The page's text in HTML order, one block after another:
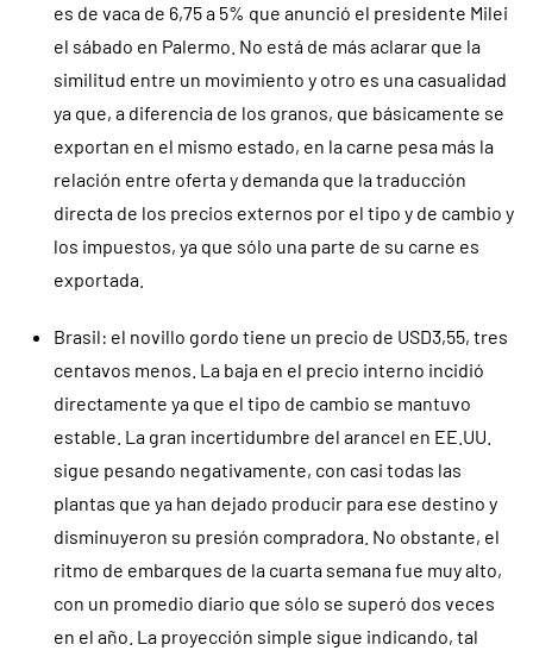
es de vaca de 6,75 a 5% que anunció el presidente Milei
el sábado en Palermo. No está de más aclarar que la
similitud entre un movimiento y otro es una casualidad
ya que, a diferencia de los granos, que básicamente se
exportan en el mismo estado, en la carne pesa más la
relación entre oferta y demanda que la traducción
directa de los precios externos por el tipo y de cambio y
los impuestos, ya que sólo una parte de su carne es
exportada.
Brasil: el novillo gordo tiene un precio de USD3,55, tres
centavos menos. La baja en el precio interno incidió
directamente ya que el tipo de cambio se mantuvo
estable. La gran incertidumbre del arancel en EE.UU.
sigue pesando negativamente, con casi todas las
plantas que ya han dejado producir para ese destino y
disminuyeron su presión compradora. No obstante, el
ritmo de embarques de la cuarta semana fue muy alto,
con un promedio diario que sólo se superó dos veces
en el año. La proyección simple sigue indicando, tal